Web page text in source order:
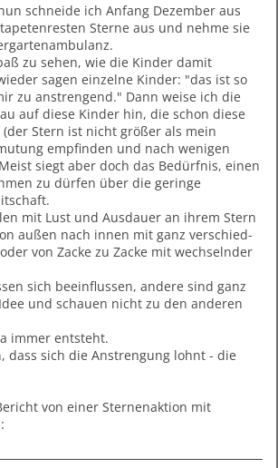
schneide ich Anfang Dezember aus
Sterne aus und nehme sie
zu sehen, wie die Kinder damit
sagen einzelne Kinder: "das ist so
zu anstrengend." Dann weise ich die
auf diese Kinder hin, die schon diese
Stern ist nicht größer als mein
empfinden und nach wenigen
siegt aber doch das Bedürfnis, einen
zu dürfen über die geringe
mit Lust und Ausdauer an ihrem Stern
außen nach innen mit ganz verschied-
von Zacke zu Zacke mit wechselnder
sich beeinflussen, andere sind ganz
und schauen nicht zu den anderen
immer entsteht.
dass sich die Anstrengung lohnt - die
von einer Sternenaktion mit